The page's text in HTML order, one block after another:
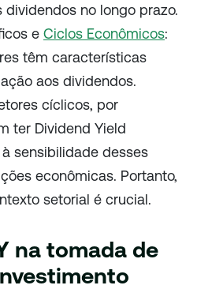
dividendos no longo prazo.
e Ciclos Econômicos:
têm características
aos dividendos.
cíclicos, por
ter Dividend Yield
sensibilidade desses
econômicas. Portanto,
setorial é crucial.
na tomada de